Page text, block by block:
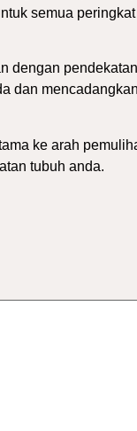
semua
dengan
dan
ke arah
tubuh anda.